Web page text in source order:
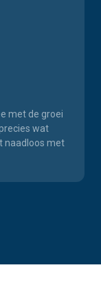
met de groei
wat
naadloos met